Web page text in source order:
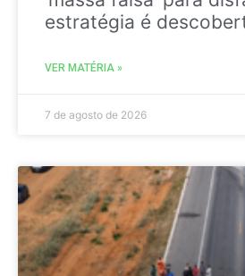
estratégia é
VER MATÉRIA »
7 de agosto de 2026